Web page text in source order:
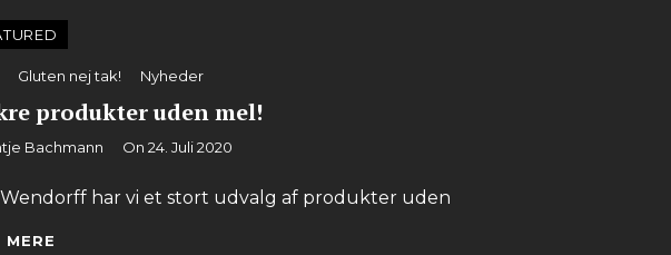
Gluten nej tak! Nyheder
produkter uden mel!
Bachmann On 24. Juli 2020
Wendorff har vi et stort udvalg af produkter uden